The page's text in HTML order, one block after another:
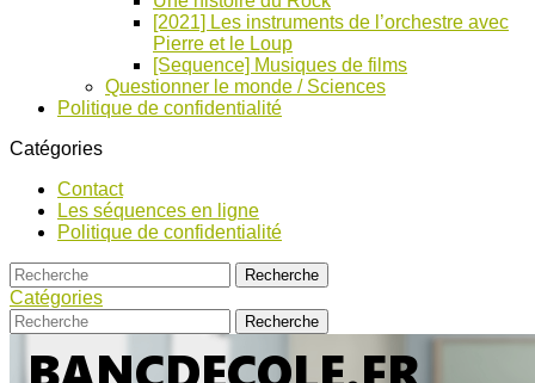
[2021] Les instruments de l’orchestre avec
Pierre et le Loup
[Sequence] Musiques de films
Questionner le monde / Sciences
Politique de confidentialité
Catégories
Contact
Les séquences en ligne
Politique de confidentialité
Catégories